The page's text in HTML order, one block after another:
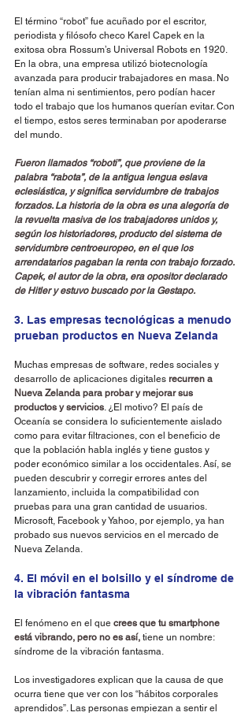
El término “robot” fue acuñado por el escritor,
periodista y filósofo checo Karel Capek en la
exitosa obra Rossum’s Universal Robots en 1920.
En la obra, una empresa utilizó biotecnología
avanzada para producir trabajadores en masa. No
tenían alma ni sentimientos, pero podían hacer
todo el trabajo que los humanos querían evitar. Con
el tiempo, estos seres terminaban por apoderarse
del mundo.
Fueron llamados “roboti”, que proviene de la
palabra “rabota”, de la antigua lengua eslava
eclesiástica, y significa servidumbre de trabajos
forzados. La historia de la obra es una alegoría de
la revuelta masiva de los trabajadores unidos y,
según los historiadores, producto del sistema de
servidumbre centroeuropeo, en el que los
arrendatarios pagaban la renta con trabajo forzado.
Capek, el autor de la obra, era opositor declarado
de Hitler y estuvo buscado por la Gestapo.
3. Las empresas tecnológicas a menudo
prueban productos en Nueva Zelanda
Muchas empresas de software, redes sociales y
desarrollo de aplicaciones digitales recurren a
Nueva Zelanda para probar y mejorar sus
productos y servicios. ¿El motivo? El país de
Oceanía se considera lo suficientemente aislado
como para evitar filtraciones, con el beneficio de
que la población habla inglés y tiene gustos y
poder económico similar a los occidentales. Así, se
pueden descubrir y corregir errores antes del
lanzamiento, incluida la compatibilidad con
pruebas para una gran cantidad de usuarios.
Microsoft, Facebook y Yahoo, por ejemplo, ya han
probado sus nuevos servicios en el mercado de
Nueva Zelanda.
4. El móvil en el bolsillo y el síndrome de
la vibración fantasma
El fenómeno en el que crees que tu smartphone
está vibrando, pero no es así, tiene un nombre:
síndrome de la vibración fantasma.
Los investigadores explican que la causa de que
ocurra tiene que ver con los “hábitos corporales
aprendidos”. Las personas empiezan a sentir el